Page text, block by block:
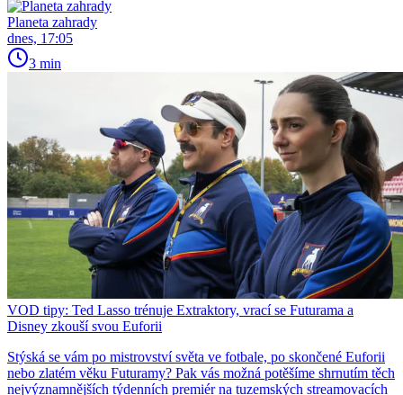
Planeta zahrady
dnes, 17:05
3 min
VOD tipy: Ted Lasso trénuje Extraktory, vrací se Futurama a
Disney zkouší svou Euforii
Stýská se vám po mistrovství světa ve fotbale, po skončené Euforii
nebo zlatém věku Futuramy? Pak vás možná potěšíme shrnutím těch
nejvýznamnějších týdenních premiér na tuzemských streamovacích